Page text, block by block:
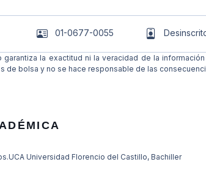
01-0677-0055
garantiza la exactitud ni la veracidad de la
de bolsa y no se hace responsable de las
Universidad Florencio del Castillo, Bachiller